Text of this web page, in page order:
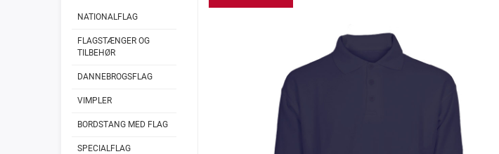
NATIONALFLAG
FLAGSTÆNGER OG
TILBEHØR
DANNEBROGSFLAG
VIMPLER
BORDSTANG MED FLAG
SPECIALFLAG